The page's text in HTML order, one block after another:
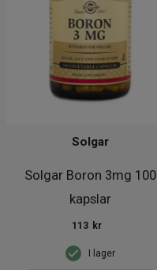
Solgar Boron 3mg 100
kapslar
Solgar
I lager
113 kr